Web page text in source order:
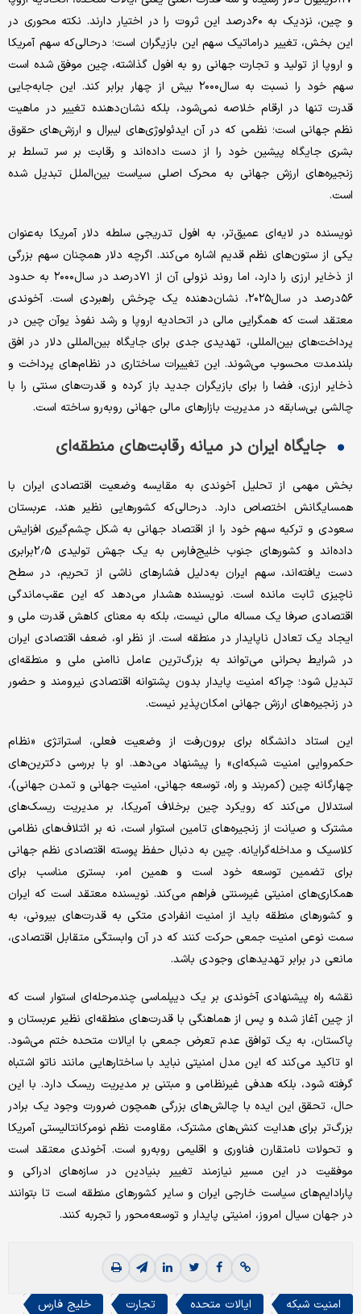
و چین، نزدیک به ۶۰درصد این ثروت را در اختیار دارند. نکته محوری در
این بخش، تغییر دراماتیک سهم این بازیگران است؛ درحالی‌که سهم آمریکا
و اروپا از تولید و تجارت جهانی رو به افول گذاشته، چین موفق شده است
سهم خود را نسبت به سال۲۰۰۰ بیش از چهار برابر کند. این جابه‌جایی
قدرت تنها در ارقام خلاصه نمی‌شود، بلکه نشان‌دهنده تغییر در ماهیت
نظم جهانی است؛ نظمی که در آن ایدئولوژی‌های لیبرال و ارزش‌های حقوق
بشری جایگاه پیشین خود را از دست داده‌اند و رقابت بر سر تسلط بر
زنجیره‌های ارزش جهانی به محرک اصلی سیاست بین‌الملل تبدیل شده
است.
نویسنده در لایه‌ای عمیق‌تر، به افول تدریجی سلطه دلار آمریکا به‌عنوان
یکی از ستون‌های نظم قدیم اشاره می‌کند. اگرچه دلار همچنان سهم بزرگی
از ذخایر ارزی را دارد، اما روند نزولی آن از ۷۱درصد در سال۲۰۰۰ به حدود
۵۶درصد در سال۲۰۲۵، نشان‌دهنده یک چرخش راهبردی است. آخوندی
معتقد است که همگرایی مالی در اتحادیه اروپا و رشد نفوذ یوآن چین در
پرداخت‌های بین‌المللی، تهدیدی جدی برای جایگاه بین‌المللی دلار در افق
بلندمدت محسوب می‌شوند. این تغییرات ساختاری در نظام‌های پرداخت و
ذخایر ارزی، فضا را برای بازیگران جدید باز کرده و قدرت‌های سنتی را با
چالشی بی‌سابقه در مدیریت بازارهای مالی جهانی روبه‌رو ساخته است.
جایگاه ایران در میانه رقابت‌های منطقه‌ای
بخش مهمی از تحلیل آخوندی به مقایسه وضعیت اقتصادی ایران با
همسایگانش اختصاص دارد. درحالی‌که کشورهایی نظیر هند، عربستان
سعودی و ترکیه سهم خود را از اقتصاد جهانی به شکل چشم‌گیری افزایش
داده‌اند و کشورهای جنوب خلیج‌فارس به یک جهش تولیدی 2.5برابری
دست یافته‌اند، سهم ایران به‌دلیل فشارهای ناشی از تحریم، در سطح
ناچیزی ثابت مانده است. نویسنده هشدار می‌دهد که این عقب‌ماندگی
اقتصادی صرفا یک مساله مالی نیست، بلکه به معنای کاهش قدرت ملی و
ایجاد یک تعادل ناپایدار در منطقه است. از نظر او، ضعف اقتصادی ایران
در شرایط بحرانی می‌تواند به بزرگ‌ترین عامل ناامنی ملی و منطقه‌ای
تبدیل شود؛ چراکه امنیت پایدار بدون پشتوانه اقتصادی نیرومند و حضور
در زنجیره‌های ارزش جهانی امکان‌پذیر نیست.
این استاد دانشگاه برای برون‌رفت از وضعیت فعلی، استراتژی «نظام
حکمروایی امنیت شبکه‌ای» را پیشنهاد می‌دهد. او با بررسی دکترین‌های
چهارگانه چین (کمربند و راه، توسعه جهانی، امنیت جهانی و تمدن جهانی)،
استدلال می‌کند که رویکرد چین برخلاف آمریکا، بر مدیریت ریسک‌های
مشترک و صیانت از زنجیره‌های تامین استوار است، نه بر ائتلاف‌های نظامی
کلاسیک و مداخله‌گرایانه. چین به دنبال حفظ پوسته اقتصادی نظم جهانی
برای تضمین توسعه خود است و همین امر، بستری مناسب برای
همکاری‌های امنیتی غیرسنتی فراهم می‌کند. نویسنده معتقد است که ایران
و کشورهای منطقه باید از امنیت انفرادی متکی به قدرت‌های بیرونی، به
سمت نوعی امنیت جمعی حرکت کنند که در آن وابستگی متقابل اقتصادی،
مانعی در برابر تهدیدهای وجودی باشد.
نقشه راه پیشنهادی آخوندی بر یک دیپلماسی چندمرحله‌ای استوار است که
از چین آغاز شده و پس از هماهنگی با قدرت‌های منطقه‌ای نظیر عربستان و
پاکستان، به یک توافق عدم تعرض جمعی با ایالات متحده ختم می‌شود.
او تاکید می‌کند که این مدل امنیتی نباید با ساختارهایی مانند ناتو اشتباه
گرفته شود، بلکه هدفی غیرنظامی و مبتنی بر مدیریت ریسک دارد. با این
حال، تحقق این ایده با چالش‌های بزرگی همچون ضرورت وجود یک برادر
بزرگ‌تر برای هدایت کنش‌های مشترک، مقاومت نظم نومرکانتالیستی آمریکا
و تحولات نامتقارن فناوری و اقلیمی روبه‌رو است. آخوندی معتقد است
موفقیت در این مسیر نیازمند تغییر بنیادین در سازه‌های ادراکی و
پارادایم‌های سیاست خارجی ایران و سایر کشورهای منطقه است تا بتوانند
در جهان سیال امروز، امنیتی پایدار و توسعه‌محور را تجربه کنند.
امنیت شبکه ایالات متحده تجارت
خلیج فارس